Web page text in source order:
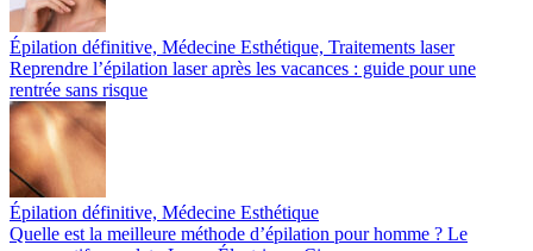
Épilation définitive, Médecine Esthétique, Traitements laser
Reprendre l’épilation laser après les vacances : guide pour une
rentrée sans risque
Épilation définitive, Médecine Esthétique
Quelle est la meilleure méthode d’épilation pour homme ? Le